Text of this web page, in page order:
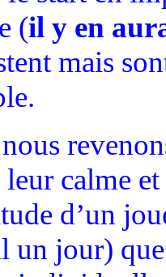
(il y en
mais
leur calme
d’un
un jour)